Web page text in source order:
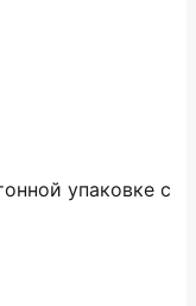
упаковке с